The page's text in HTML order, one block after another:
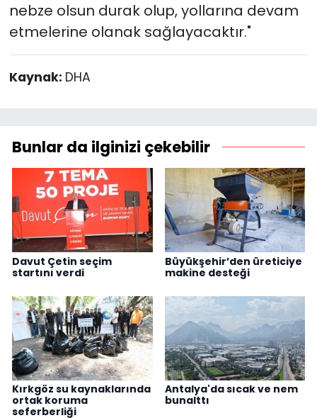
nebze olsun durak olup, yollarına devam
etmelerine olanak sağlayacaktır."
Kaynak: DHA
Bunlar da ilginizi çekebilir
Davut Çetin seçim
startını verdi
Büyükşehir’den üreticiye
makine desteği
Kırkgöz su kaynaklarında
ortak koruma
seferberliği
Antalya'da sıcak ve nem
bunalttı